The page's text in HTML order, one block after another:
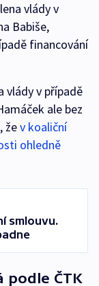
vlády v
Babiše,
financování
vlády v případě
ale bez
žev koaliční
ohledně
smlouvu.
podle ČTK